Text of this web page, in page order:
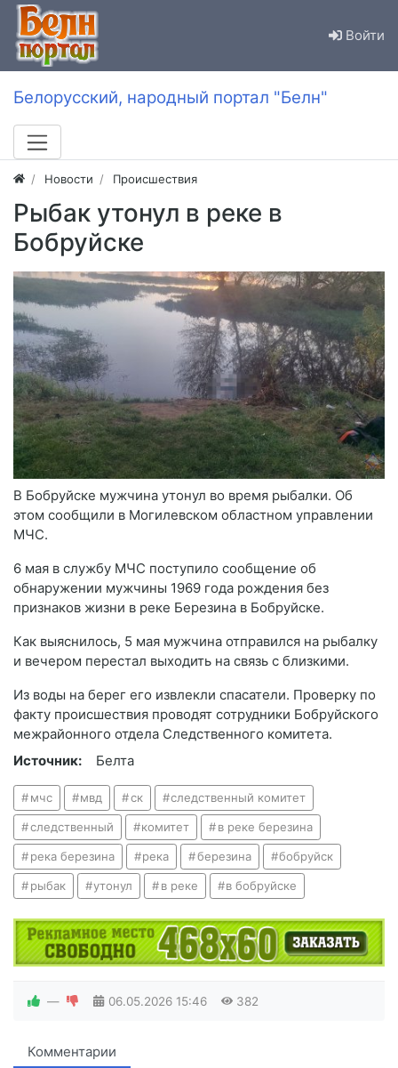
Войти
Белорусский, народный портал "Белн"
Новости Происшествия
Рыбак утонул в реке в
Бобруйске
В Бобруйске мужчина утонул во время рыбалки. Об
этом сообщили в Могилевском областном управлении
МЧС.
6 мая в службу МЧС поступило сообщение об
обнаружении мужчины 1969 года рождения без
признаков жизни в реке Березина в Бобруйске.
Как выяснилось, 5 мая мужчина отправился на рыбалку
и вечером перестал выходить на связь с близкими.
Из воды на берег его извлекли спасатели. Проверку по
факту происшествия проводят сотрудники Бобруйского
межрайонного отдела Следственного комитета.
Источник:
Белта
мчс мвд ск следственный комитет
следственный комитет в реке березина
река березина река березина бобруйск
рыбак утонул в реке в бобруйске
— 06.05.2026 15:46 382
Комментарии